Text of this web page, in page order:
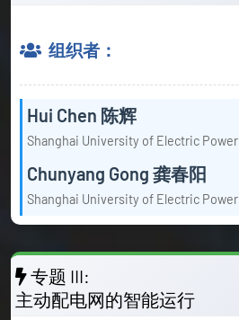
组织者：
Hui Chen 陈辉
Shanghai University of Electric Power
Chunyang Gong 龚春阳
Shanghai University of Electric Power
专题 III:
主动配电网的智能运行